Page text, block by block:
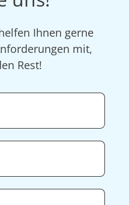
Ihnen gerne
mit,
Rest!